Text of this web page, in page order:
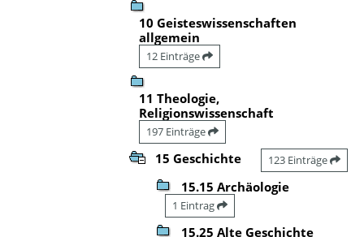
10 Geisteswissenschaften
allgemein
12 Einträge
11 Theologie,
Religionswissenschaft
197 Einträge
15 Geschichte 123 Einträge
15.15 Archäologie
1 Eintrag
15.25 Alte Geschichte